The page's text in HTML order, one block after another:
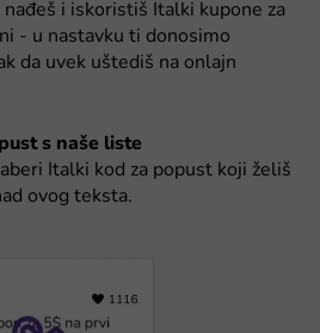
nađeš i iskoristiš Italki kupone za
- u nastavku ti donosimo
da uvek uštediš na onlajn
s naše liste
Italki kod za popust koji želiš
ovog teksta.